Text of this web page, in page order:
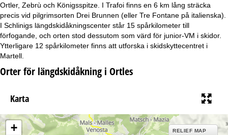
d
a
Ortler, Zebrù och Königsspitze. I Trafoi finns en 6 km lång sträcka
precis vid pilgrimsorten Drei Brunnen (eller Tre Fontane på italienska).
I Schlinigs längdskidåkningscenter står 15 spårkilometer till
förfogande, och orten stod dessutom som värd för junior-VM i skidor.
Ytterligare 12 spårkilometer finns att utforska i skidskyttecentret i
Martell.
Orter för längdskidåkning i Ortles
Karta
+ RELIEF MAP